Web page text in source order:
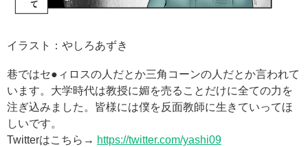
イラスト：やしろあずき
巷ではセ●ィロスの人だとか三角コーンの人だとか言われて
います。大学時代は教授に媚を売ることだけに全ての力を
注ぎ込みました。皆様には僕を反面教師に生きていってほ
しいです。
Twitterはこちら→ https://twitter.com/yashi09